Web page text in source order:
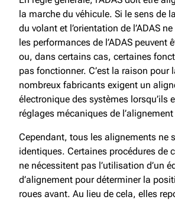
la marche du véhicule. Si le sens de
du volant et l’orientation de l’ADAS
les performances de l’ADAS peuvent
ou, dans certains cas, certaines
pas fonctionner. C’est la raison pour
nombreux fabricants exigent un
électronique des systèmes lorsqu’ils
réglages mécaniques de
Cependant, tous les alignements ne
identiques. Certaines procédures de
ne nécessitent pas l’utilisation d’un
d’alignement pour déterminer la
roues avant. Au lieu de cela, elles